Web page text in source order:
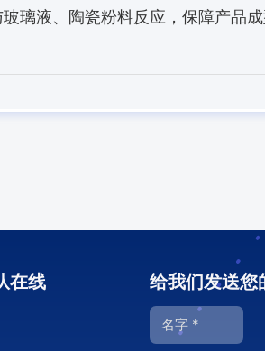
璃液、陶瓷粉料反应，保障产品
在线 给我们发送您